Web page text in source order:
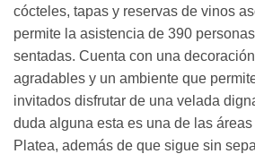
cócteles, tapas y reservas de vinos
permite la asistencia de 390
sentadas. Cuenta con una
agradables y un ambiente que
invitados disfrutar de una velada
duda alguna esta es una de las
Platea, además de que sigue sin